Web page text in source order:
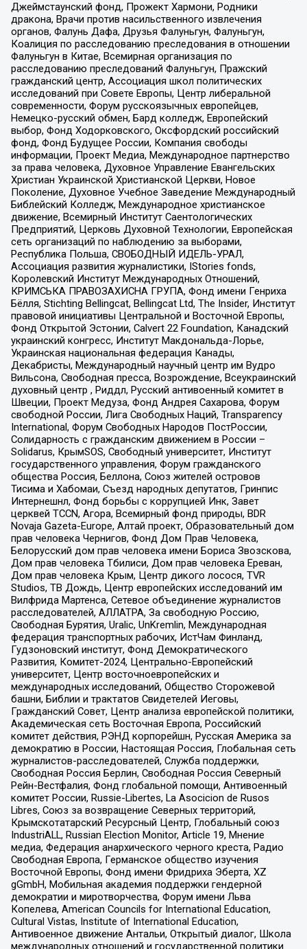
Джеймстаунский фонд, Прожект Хармони, Родники
дракона, Врачи против насильственного извлечения
органов, Фалунь Дафа, Друзья Фалуньгун, Фалуньгун,
Коалиция по расследованию преследования в отношении
Фалуньгун в Китае, Всемирная организация по
расследованию преследований Фалуньгун, Пражский
гражданский центр, Ассоциация школ политических
исследований при Совете Европы, Центр либеральной
современности, Форум русскоязычных европейцев,
Немецко-русский обмен, Бард колледж, Европейский
выбор, Фонд Ходорковского, Оксфордский российский
фонд, Фонд Будущее России, Компания свободы
информации, Проект Медиа, Международное партнерство
за права человека, Духовное Управление Евангельских
Христиан Украинской Христианской Церкви, Новое
Поколение, Духовное Учебное Заведение Международный
Библейский Колледж, Международное христианское
движение, Всемирный Институт Саентологических
Предприятий, Церковь Духовной Технологии, Европейская
сеть организаций по наблюдению за выборами,
Республика Польша, СВОБОДНЫЙ ИДЕЛЬ-УРАЛ,
Ассоциация развития журналистики, IStories fonds,
Королевский Институт Международных Отношений,
КРИМСЬКА ПРАВОЗАХИСНА ГРУПА, Фонд имени Генриха
Бёлля, Stichting Bellingcat, Bellingcat Ltd, The Insider, Институт
правовой инициативы Центральной и Восточной Европы,
Фонд Открытой Эстонии, Calvert 22 Foundation, Канадский
украинский конгресс, Институт Макдональда-Лорье,
Украинская национальная федерация Канады,
Декабристы, Международный научный центр им Вудро
Вильсона, Свободная пресса, Возрождение, Всеукраинский
духовный центр , Риддл, Русский антивоенный комитет в
Швеции, Проект Медуза, Фонд Андрея Сахарова, Форум
свободной России, Лига Свободных Наций, Transparеncy
International, Форум Свободных Народов ПостРоссии,
Солидарность с гражданским движением в России –
Solidarus, КрымSOS, Свободный университет, Институт
государственного управления, Форум гражданского
общества Россия, Беллона, Союз жителей островов
Тисима и Хабомаи, Съезд народных депутатов, Гринпис
Интернешнл, Фонд борьбы с коррупцией Инк, Завет
церквей TCCN, Агора, Всемирный фонд природы, BDR
Novaja Gazeta-Europe, Алтай проект, Образовательный дом
прав человека Чернигов, Фонд Дом Прав Человека,
Белорусский дом прав человека имени Бориса Звозскова,
Дом прав человека Тбилиси, Дом прав человека Ереван,
Дом прав человека Крым, Центр дикого лосося, TVR
Studios, ТВ Дождь, Центр европейских исследований им
Вилфрида Мартенса, Сетевое объединение журналистов
расследователей, АЛЛАТРА, За свободную Россию,
Свободная Бурятия, Uralic, UnKremlin, Международная
федерация транспортных рабочих, ИстЧам Финланд,
Гудзоновский институт, Фонд Демократического
Развития, Комитет-2024, Центрально-Европейский
университет, Центр восточноевропейских и
международных исследований, Общество Сторожевой
башни, Библии и трактатов Свидетелей Иеговы,
Гражданский Совет, Центр анализа европейской политики,
Академическая сеть Восточная Европа, Российский
комитет действия, РЭНД корпорейшн, Русская Америка за
демократию в России, Настоящая Россия, Глобальная сеть
журналистов-расследователей, Служба поддержки,
Свободная Россия Берлин, Свободная Россия Северный
Рейн-Вестфалия, Фонд глобальной помощи, Антивоенный
комитет России, Russie-Libertes, La Asocicion de Rusos
Libres, Союз за возвращение Северных территорий,
Крымскотатарский Ресурсный Центр, Глобальный союз
IndustriALL, Russian Election Monitor, Article 19, Мнение
медиа, Федерация анархического черного креста, Радио
Свободная Европа, Германское общество изучения
Восточной Европы, Фонд имени Фридриха Эберта, XZ
gGmbH, Мобильная академия поддержки гендерной
демократии и миротворчества, Форум имени Льва
Копелева, American Councils for International Education,
Cultural Vistas, Institute of International Education,
Антивоенное движение Антальи, Открытый диалог, Школа
международных отношений и государственной политики